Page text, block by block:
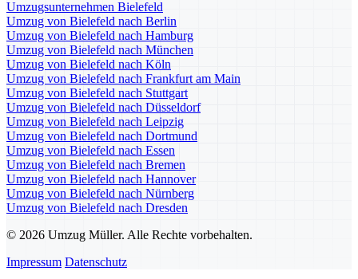
Umzugsunternehmen Bielefeld
Umzug von Bielefeld nach Berlin
Umzug von Bielefeld nach Hamburg
Umzug von Bielefeld nach München
Umzug von Bielefeld nach Köln
Umzug von Bielefeld nach Frankfurt am Main
Umzug von Bielefeld nach Stuttgart
Umzug von Bielefeld nach Düsseldorf
Umzug von Bielefeld nach Leipzig
Umzug von Bielefeld nach Dortmund
Umzug von Bielefeld nach Essen
Umzug von Bielefeld nach Bremen
Umzug von Bielefeld nach Hannover
Umzug von Bielefeld nach Nürnberg
Umzug von Bielefeld nach Dresden
© 2026 Umzug Müller. Alle Rechte vorbehalten.
Impressum Datenschutz